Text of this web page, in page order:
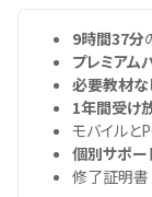
9時間37分
プレミアム
必要教材な
1年間受け
モバイルと
個別サポー
修了証明書